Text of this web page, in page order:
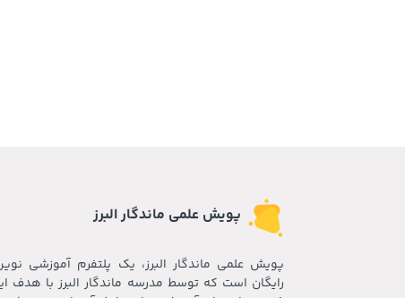
پویش علمی ماندگار البرز‍
پویش علمی ماندگار البرز، یک پلتفرم آموزشی
رایگان است که توسط مدرسه ماندگار البرز با هدف